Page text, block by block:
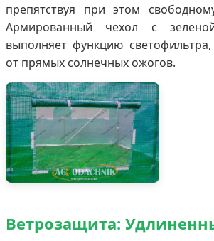
препятствуя при этом
Армированный чехол с
выполняет функцию
от прямых солнечных ожогов.
Ветрозащита: